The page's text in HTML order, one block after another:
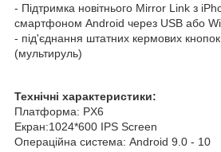
- Підтримка новітнього Mirror Link з
смартфоном Android через USB або
- під'єднання штатних кермових
(мультируль)
Технічні характеристики:
Платформа: PX6
Екран:1024*600 IPS Screen
Операційна система: Android 9.0 - 10